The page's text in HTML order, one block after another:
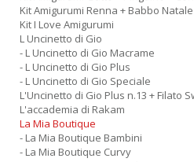
Kit Amigurumi Renna + Babbo Natale
Kit I Love Amigurumi
L Uncinetto di Gio
- L Uncinetto di Gio Macrame
- L Uncinetto di Gio Plus
- L Uncinetto di Gio Speciale
L'Uncinetto di Gio Plus n.13 + Filato
L'accademia di Rakam
La Mia Boutique
- La Mia Boutique Bambini
- La Mia Boutique Curvy